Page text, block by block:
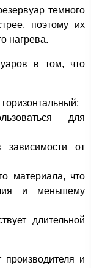
темного
поэтому их
нагрева.
в том, что
для
от
материала, что
и меньшему
длительной
и